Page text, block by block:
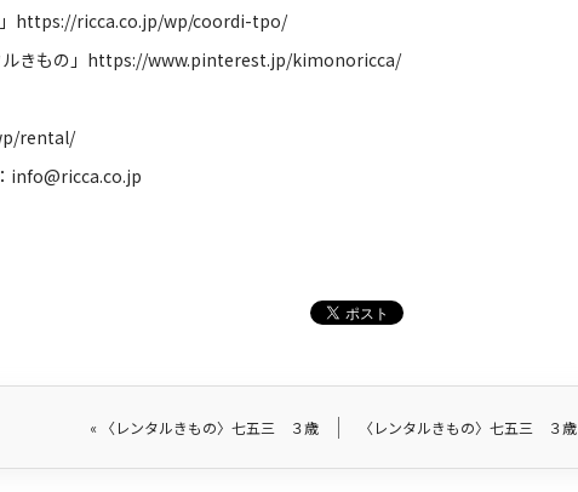
https://ricca.co.jp/wp/coordi-tpo/
きもの」 https://www.pinterest.jp/kimonoricca/
rental/
info@ricca.co.jp
« 〈レンタルきもの〉七五三 ３歳 〈レンタルきもの〉七五三 ３歳